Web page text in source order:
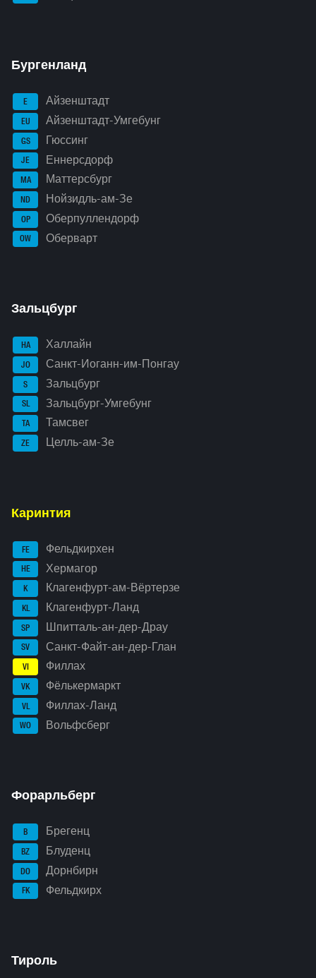
Бургенланд
E Айзенштадт
EU Айзенштадт-Умгебунг
GS Гюссинг
JE Еннерсдорф
MA Маттерсбург
ND Нойзидль-ам-Зе
OP Оберпуллендорф
OW Оберварт
Зальцбург
HA Халлайн
JO Санкт-Иоганн-им-Понгау
S Зальцбург
SL Зальцбург-Умгебунг
TA Тамсвег
ZE Целль-ам-Зе
Каринтия
FE Фельдкирхен
HE Хермагор
K Клагенфурт-ам-Вёртерзе
KL Клагенфурт-Ланд
SP Шпитталь-ан-дер-Драу
SV Санкт-Файт-ан-дер-Глан
VI Филлах
VK Фёлькермаркт
VL Филлах-Ланд
WO Вольфсберг
Форарльберг
B Брегенц
BZ Блуденц
DO Дорнбирн
FK Фельдкирх
Тироль